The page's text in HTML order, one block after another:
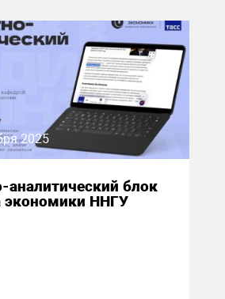
2025
аналитический блок
экономики ННГУ